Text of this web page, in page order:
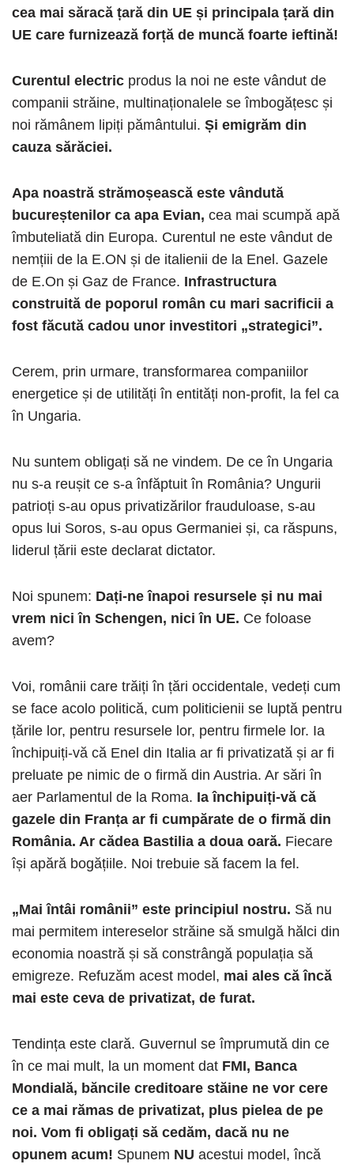
cea mai săracă țară din UE și principala țară din
UE care furnizează forță de muncă foarte ieftină!
Curentul electric produs la noi ne este vândut de
companii străine, multinaționalele se îmbogățesc și
noi rămânem lipiți pământului. Și emigrăm din
cauza sărăciei.
Apa noastră strămoșească este vândută
bucureștenilor ca apa Evian, cea mai scumpă apă
îmbuteliată din Europa. Curentul ne este vândut de
nemțiii de la E.ON și de italienii de la Enel. Gazele
de E.On și Gaz de France. Infrastructura
construită de poporul român cu mari sacrificii a
fost făcută cadou unor investitori „strategici”.
Cerem, prin urmare, transformarea companiilor
energetice și de utilități în entități non-profit, la fel ca
în Ungaria.
Nu suntem obligați să ne vindem. De ce în Ungaria
nu s-a reușit ce s-a înfăptuit în România? Ungurii
patrioți s-au opus privatizărilor frauduloase, s-au
opus lui Soros, s-au opus Germaniei și, ca răspuns,
liderul țării este declarat dictator.
Noi spunem: Dați-ne înapoi resursele și nu mai
vrem nici în Schengen, nici în UE. Ce foloase
avem?
Voi, românii care trăiți în țări occidentale, vedeți cum
se face acolo politică, cum politicienii se luptă pentru
țările lor, pentru resursele lor, pentru firmele lor. Ia
închipuiți-vă că Enel din Italia ar fi privatizată și ar fi
preluate pe nimic de o firmă din Austria. Ar sări în
aer Parlamentul de la Roma. Ia închipuiți-vă că
gazele din Franța ar fi cumpărate de o firmă din
România. Ar cădea Bastilia a doua oară. Fiecare
își apără bogățiile. Noi trebuie să facem la fel.
„Mai întâi românii” este principiul nostru. Să nu
mai permitem intereselor străine să smulgă hălci din
economia noastră și să constrângă populația să
emigreze. Refuzăm acest model, mai ales că încă
mai este ceva de privatizat, de furat.
Tendința este clară. Guvernul se împrumută din ce
în ce mai mult, la un moment dat FMI, Banca
Mondială, băncile creditoare stăine ne vor cere
ce a mai rămas de privatizat, plus pielea de pe
noi. Vom fi obligați să cedăm, dacă nu ne
opunem acum! Spunem NU acestui model, încă